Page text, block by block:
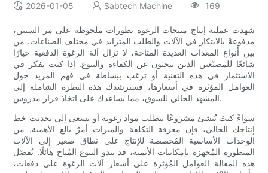
2026-01-05 Sabtech Machine 169
شهدت عملية إنتاج منتجات الرغوة تطورات ملحوظة على مر السنين،
مدفوعةً بالابتكار في الآلات والطلب المتزايد في مختلف الصناعات. من
بين أنواع المعدات العديدة المتاحة، لا تزال آلة الرغوة الدفعية خيارًا
شائعًا للمصنّعين الذين يبحثون عن الكفاءة والتنوع. إذا كنت تفكر في
الاستثمار في هذه التقنية أو ترغب ببساطة في فهم المزيد حول
العوامل المؤثرة في أسعارها، فسترشدك هذه النظرة الشاملة إلى
المشهد الحالي للسوق، مما يساعدك على اتخاذ قرار مدروس.
سواءً كنتَ تُنشئ مشروعًا يتطلب مواد رغوية أو تسعى إلى تحديث خط
إنتاجك الحالي، فإن معرفة التكلفة والميزات أمرٌ بالغ الأهمية. من
الوحدات الأساسية المُخصصة للإنتاج على نطاق صغير إلى الآلات
المتطورة المُجهزة بإمكانيات الأتمتة، قد يبدو التنوع المُتاح هائلًا. تُفصّل
هذه المقالة العوامل المُؤثرة على أسعار آلات الرغوة على دفعات،